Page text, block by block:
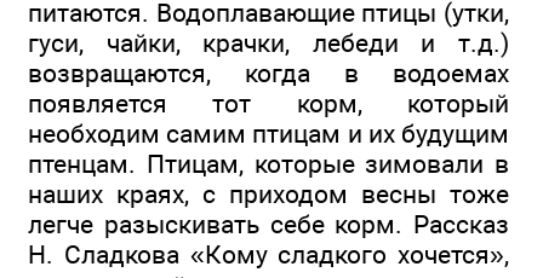
питаются. Водоплавающие птицы (утки,
гуси, чайки, крачки, лебеди и т.д.)
возвращаются, когда в водоемах
появляется тот корм, который
необходим самим птицам и их будущим
птенцам. Птицам, которые зимовали в
наших краях, с приходом весны тоже
легче разыскивать себе корм. Рассказ
Н. Сладкова «Кому сладкого хочется»,